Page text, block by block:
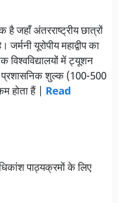
जहाँ अंतरराष्ट्रीय छात्रों
यूरोपीय महाद्वीप का
विश्वविद्यालयों में ट्यूशन
प्रशासनिक शुल्क (100-500
होता हैं | Read
पाठ्यक्रमों के लिए